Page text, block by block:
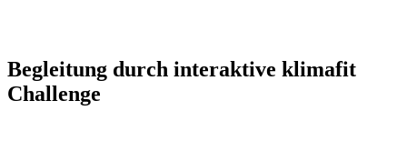
Begleitung durch interaktive klimafit
Challenge